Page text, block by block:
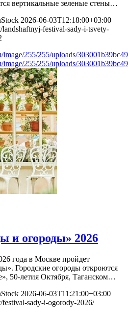
вертикальные зеленые стены…
2026-06-03T12:18:00+03:00
festival-sady-i-tsvety-
image/255/255/uploads/
image/255/255/uploads/
и огороды» 2026
года в Москве пройдет
Городские огороды откроются
50-летия Октября, Таганском…
2026-06-03T11:21:00+03:00
festival-sady-i-ogorody-2026/